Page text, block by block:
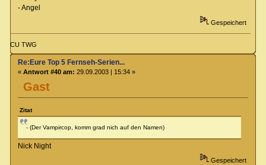
- Angel
Gespeichert
CU TWG
Gast
Re:Eure Top 5 Fernseh-Serien...
« Antwort #40 am: 29.09.2003 | 15:34 »
Zitat
- (Der Vampircop, komm grad nich auf den Namen)
Nick Night
Gespeichert